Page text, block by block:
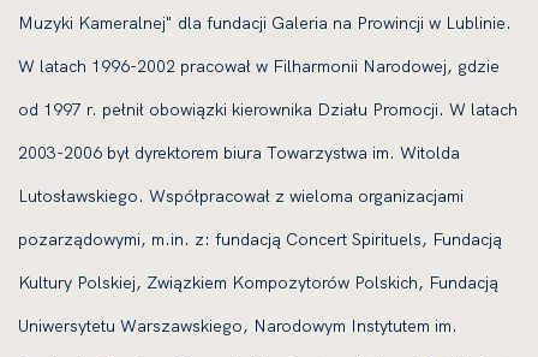
Muzyki Kameralnej" dla fundacji Galeria na Prowincji w Lublinie.
W latach 1996-2002 pracował w Filharmonii Narodowej, gdzie
od 1997 r. pełnił obowiązki kierownika Działu Promocji. W latach
2003-2006 był dyrektorem biura Towarzystwa im. Witolda
Lutosławskiego. Współpracował z wieloma organizacjami
pozarządowymi, m.in. z: fundacją Concert Spirituels, Fundacją
Kultury Polskiej, Związkiem Kompozytorów Polskich, Fundacją
Uniwersytetu Warszawskiego, Narodowym Instytutem im.